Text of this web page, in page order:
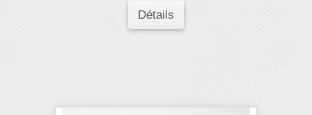
Détails